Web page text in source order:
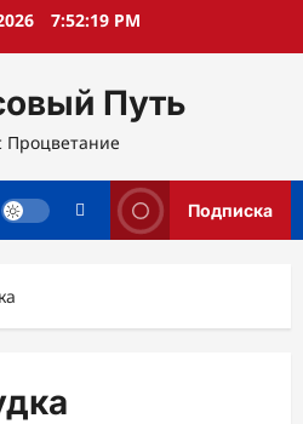
7:52:20 PM
Путь
Процветание
Подписка